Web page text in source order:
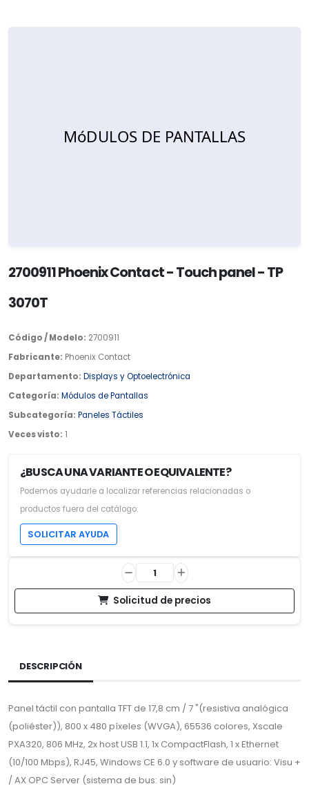
2700911 Phoenix Contact - Touch panel - TP
3070T
Código / Modelo: 2700911
Fabricante: Phoenix Contact
Departamento: Displays y Optoelectrónica
Categoría: Módulos de Pantallas
Subcategoría: Paneles Táctiles
Veces visto: 1
¿BUSCA UNA VARIANTE O EQUIVALENTE?
Podemos ayudarle a localizar referencias relacionadas o
productos fuera del catálogo.
SOLICITAR AYUDA
Solicitud de precios
DESCRIPCIÓN
Panel táctil con pantalla TFT de 17,8 cm / 7 "(resistiva analógica
(poliéster)), 800 x 480 píxeles (WVGA), 65536 colores, Xscale
PXA320, 806 MHz, 2x host USB 1.1, 1x CompactFlash, 1 x Ethernet
(10/100 Mbps), RJ45, Windows CE 6.0 y software de usuario: Visu +
/ AX OPC Server (sistema de bus: sin)